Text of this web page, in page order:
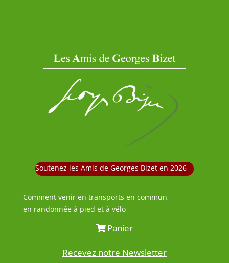
Soutenez les Amis de Georges Bizet en 2026
Comment venir en transports en commun,
en randonnée à pied et à vélo
Panier
Recevez notre Newsletter